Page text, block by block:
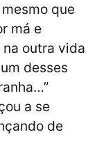
que
má e
outra vida
desses
a se
de